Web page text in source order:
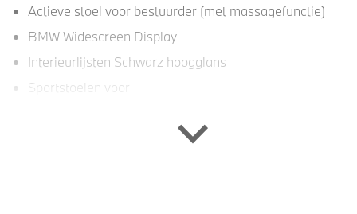
Actieve stoel voor bestuurder (met massagefunctie)
BMW Widescreen Display
Interieurlijsten Schwarz hoogglans
Sportstoelen voor